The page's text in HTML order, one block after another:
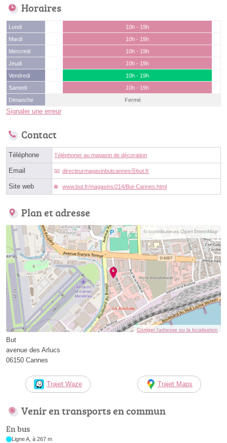
Horaires
Lundi
10h - 19h
Mardi
10h - 19h
Mercredi
10h - 19h
Jeudi
10h - 19h
Vendredi
10h - 19h
Samedi
10h - 19h
Dimanche
Fermé
Signaler une erreur
Contact
Téléphone Téléphoner au magasin de décoration
Email directeurmagasinbutcannesⓐbut.fr
Site web www.but.fr/magasins/214/But-Cannes.html
Plan et adresse
© contributeurs OpenStreetMap
Corriger l’adresse ou la localisation
But
avenue des Arlucs
06150 Cannes
Trajet Waze Trajet Maps
Venir en transports en commun
En bus
Ligne A, à 267 m